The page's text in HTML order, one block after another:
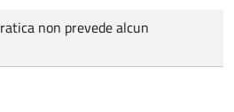
non prevede alcun